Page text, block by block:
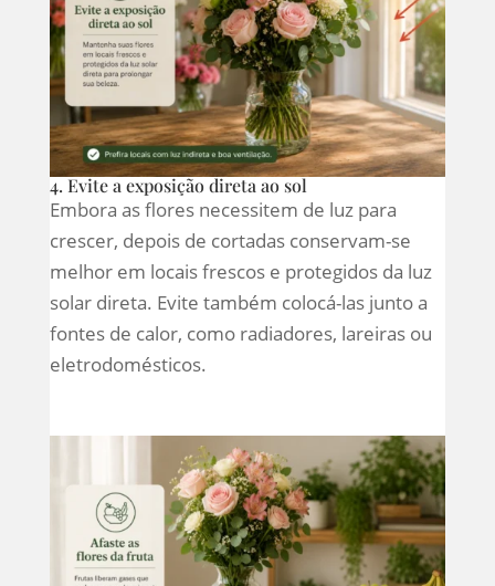
4. Evite a exposição direta ao sol
Embora as flores necessitem de luz para
crescer, depois de cortadas conservam-se
melhor em locais frescos e protegidos da luz
solar direta. Evite também colocá-las junto a
fontes de calor, como radiadores, lareiras ou
eletrodomésticos.